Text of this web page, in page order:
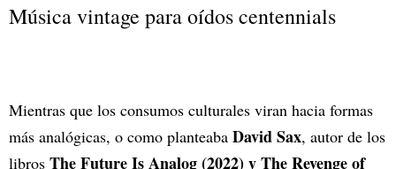
Música vintage para oídos centennials
Mientras que los consumos culturales viran hacia formas
más analógicas, o como planteaba David Sax, autor de los
libros The Future Is Analog (2022) y The Revenge of